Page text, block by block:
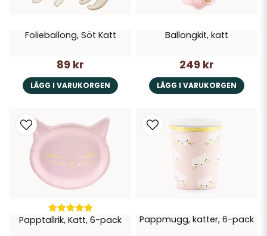
Folieballong, Söt Katt
89 kr
LÄGG I VARUKORGEN
Ballongkit, katt
249 kr
LÄGG I VARUKORGEN
Papptallrik, Katt, 6-pack Pappmugg, katter, 6-pack